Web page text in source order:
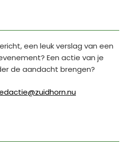
een leuk verslag van een
Een actie van je
de aandacht brengen?